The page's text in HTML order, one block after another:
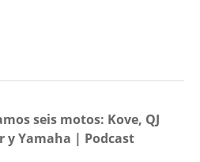
seis motos: Kove, QJ
y Yamaha | Podcast